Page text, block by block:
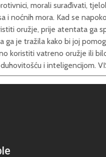
morali surađivati,
i noćnih mora. Kad se
oružje, prije atentata ga
ga je tražila kako bi joj
koristiti vatreno oružje ili
i inteligencijom.